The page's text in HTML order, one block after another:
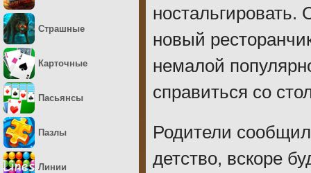
ностальгировать.
новый
немалой
справиться со
Родители
детство, вскоре
Страшные
Карточные
Пасьянсы
Пазлы
Линии